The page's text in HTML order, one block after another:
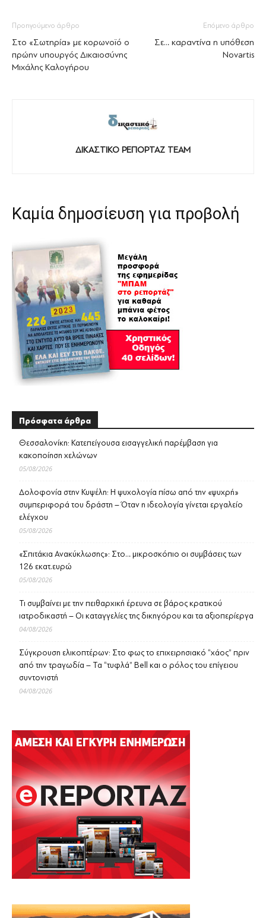
Προηγούμενο άρθρο
Στο «Σωτηρία» με κορωνοϊό ο
πρώην υπουργός Δικαιοσύνης
Μιχάλης Καλογήρου
Επόμενο άρθρο
Σε… καραντίνα η υπόθεση
Novartis
ΔΙΚΑΣΤΙΚΟ ΡΕΠΟΡΤΑΖ TEAM
Καμία δημοσίευση για προβολή
Πρόσφατα άρθρα
Θεσσαλονίκη: Κατεπείγουσα εισαγγελική παρέμβαση για
κακοποίηση χελώνων
05/08/2026
Δολοφονία στην Κυψέλη: Η ψυχολογία πίσω από την «ψυχρή»
συμπεριφορά του δράστη – Όταν η ιδεολογία γίνεται εργαλείο
ελέγχου
05/08/2026
«Σπιτάκια Ανακύκλωσης»: Στο… μικροσκόπιο οι συμβάσεις των
126 εκατ.ευρώ
05/08/2026
Τι συμβαίνει με την πειθαρχική έρευνα σε βάρος κρατικού
ιατροδικαστή – Οι καταγγελίες της δικηγόρου και τα αξιοπερίεργα
04/08/2026
Σύγκρουση ελικοπτέρων: Στο φως το επιχειρησιακό “χάος” πριν
από την τραγωδία – Τα “τυφλά” Bell και ο ρόλος του επίγειου
συντονιστή
04/08/2026